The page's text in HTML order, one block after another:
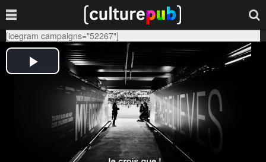
[icegram campaigns="52267"]